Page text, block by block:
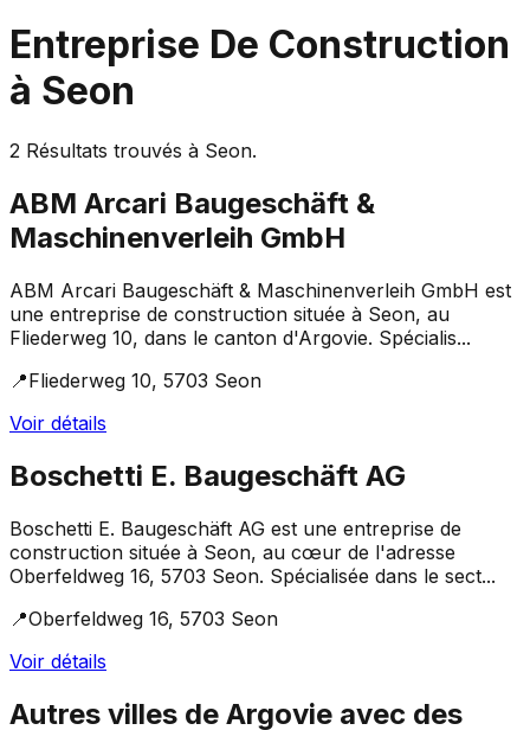
Entreprise De Construction
à Seon
2 Résultats trouvés à Seon.
ABM Arcari Baugeschäft &
Maschinenverleih GmbH
ABM Arcari Baugeschäft & Maschinenverleih GmbH est
une entreprise de construction située à Seon, au
Fliederweg 10, dans le canton d'Argovie. Spécialis...
📍Fliederweg 10, 5703 Seon
Voir détails
Boschetti E. Baugeschäft AG
Boschetti E. Baugeschäft AG est une entreprise de
construction située à Seon, au cœur de l'adresse
Oberfeldweg 16, 5703 Seon. Spécialisée dans le sect...
📍Oberfeldweg 16, 5703 Seon
Voir détails
Autres villes de Argovie avec des